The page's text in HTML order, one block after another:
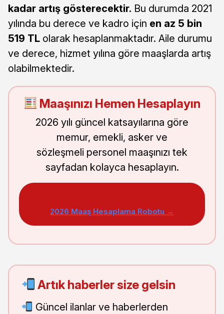
kadar artış gösterecektir. Bu durumda 2021
yılında bu derece ve kadro için en az 5 bin
519 TL olarak hesaplanmaktadır. Aile durumu
ve derece, hizmet yılına göre maaşlarda artış
olabilmektedir.
Maaşınızı Hemen Hesaplayın
2026 yılı güncel katsayılarına göre
memur, emekli, asker ve
sözleşmeli personel maaşınızı tek
sayfadan kolayca hesaplayın.
2026 Maaş Hesaplama Robotu →
Artık haberler size gelsin
Güncel ilanlar ve haberlerden